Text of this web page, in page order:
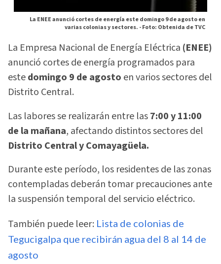
La ENEE anunció cortes de energía este domingo 9 de agosto en
varias colonias y sectores. -Foto: Obtenida de TVC
La Empresa Nacional de Energía Eléctrica (ENEE)
anunció cortes de energía programados para
estedomingo 9 de agosto en varios sectores del
Distrito Central.
Las labores se realizarán entre las7:00 y 11:00
de la mañana, afectando distintos sectores del
Distrito Central y Comayagüela.
Durante este período, los residentes de las zonas
contempladas deberán tomar precauciones ante
la suspensión temporal del servicio eléctrico.
También puede leer: Lista de colonias de
Tegucigalpa que recibirán agua del 8 al 14 de
agosto